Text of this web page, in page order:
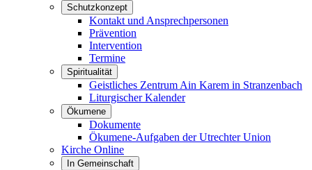
Schutzkonzept
Kontakt und Ansprechpersonen
Prävention
Intervention
Termine
Spiritualität
Geistliches Zentrum Ain Karem in Stranzenbach
Liturgischer Kalender
Ökumene
Dokumente
Ökumene-Aufgaben der Utrechter Union
Kirche Online
In Gemeinschaft